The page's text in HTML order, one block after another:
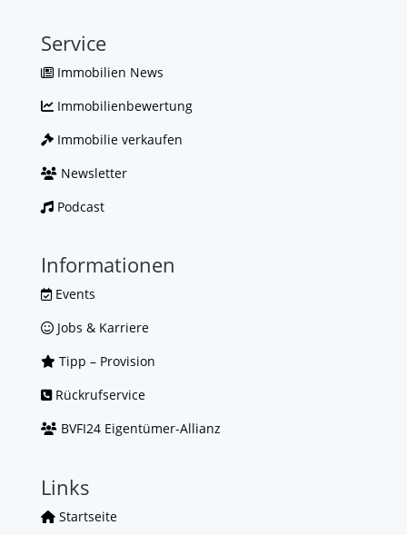
Service
Immobilien News
Immobilienbewertung
Immobilie verkaufen
Newsletter
Podcast
Informationen
Events
Jobs & Karriere
Tipp – Provision
Rückrufservice
BVFI24 Eigentümer-Allianz
Links
Startseite